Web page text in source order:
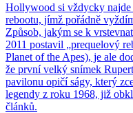
Hollywood si vždycky
rebootu, jímž pořádně
Způsob, jakým se k
2011 postavil „prequelový
Planet of the Apes), je ale
že první velký snímek
pavilonu opičí ságy, který
legendy z roku 1968, již
článků.